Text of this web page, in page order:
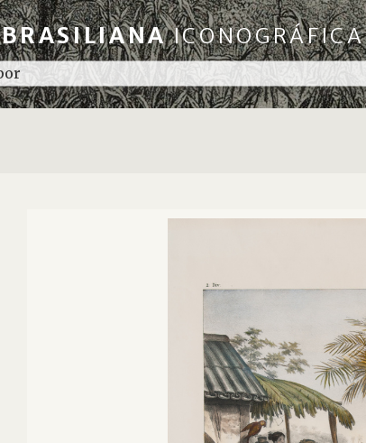
BRASILIANAICONOGRÁFICA